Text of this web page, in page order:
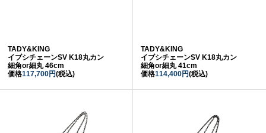
TADY&KING
イブシチェーンSV K18丸カン
細角or細丸 46cm
価格117,700円(税込)
TADY&KING
イブシチェーンSV K18丸カン
細角or細丸 41cm
価格114,400円(税込)